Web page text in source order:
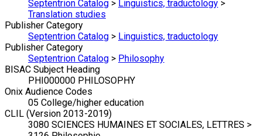
Septentrion Catalog > Linguistics, traductology >
Translation studies
Publisher Category
Septentrion Catalog > Linguistics, traductology
Publisher Category
Septentrion Catalog > Philosophy
BISAC Subject Heading
PHI000000 PHILOSOPHY
Onix Audience Codes
05 College/higher education
CLIL (Version 2013-2019)
3080 SCIENCES HUMAINES ET SOCIALES, LETTRES >